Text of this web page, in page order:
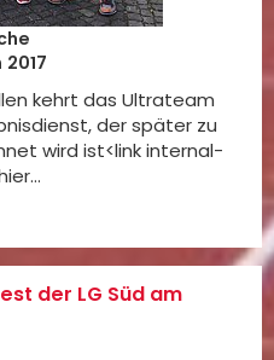
kehrt das Ultrateam
der später zu
wird ist<link internal-
der LG Süd am